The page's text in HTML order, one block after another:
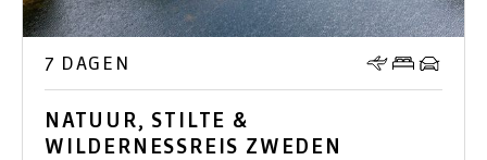
7 DAGEN
NATUUR, STILTE &
WILDERNESSREIS ZWEDEN